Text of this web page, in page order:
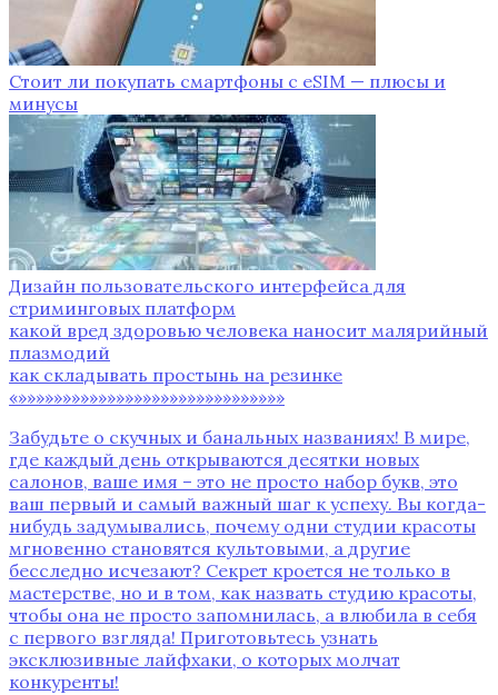
Стоит ли покупать смартфоны с eSIM — плюсы и
минусы
Дизайн пользовательского интерфейса для
стриминговых платформ
какой вред здоровью человека наносит малярийный
плазмодий
как складывать простынь на резинке
«»»»»»»»»»»»»»»»»»»»»»»»»»»»»»»
Забудьте о скучных и банальных названиях! В мире,
где каждый день открываются десятки новых
салонов, ваше имя – это не просто набор букв, это
ваш первый и самый важный шаг к успеху. Вы когда-
нибудь задумывались, почему одни студии красоты
мгновенно становятся культовыми, а другие
бесследно исчезают? Секрет кроется не только в
мастерстве, но и в том, как назвать студию красоты,
чтобы она не просто запомнилась, а влюбила в себя
с первого взгляда! Приготовьтесь узнать
эксклюзивные лайфхаки, о которых молчат
конкуренты!